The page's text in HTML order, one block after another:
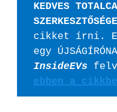
KEDVES
cikket írni.
InsideEVs
ebben a